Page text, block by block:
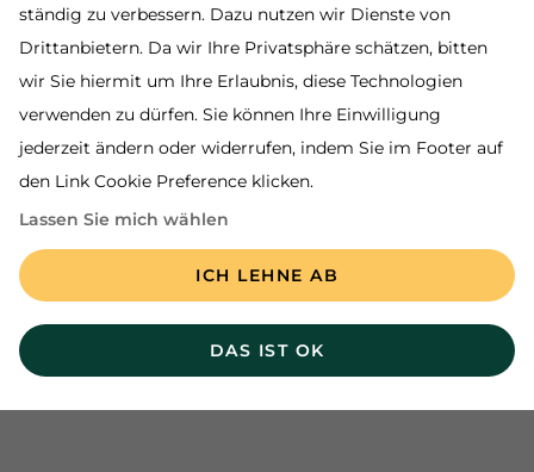
ständig zu verbessern. Dazu nutzen wir Dienste von
Drittanbietern. Da wir Ihre Privatsphäre schätzen, bitten
wir Sie hiermit um Ihre Erlaubnis, diese Technologien
verwenden zu dürfen. Sie können Ihre Einwilligung
jederzeit ändern oder widerrufen, indem Sie im Footer auf
den Link Cookie Preference klicken.
Lassen Sie mich wählen
ICH LEHNE AB
DAS IST OK
Familie Bernadotte:Raum für Klarheit,
Wachstum und neue Wege
Lennart-Bernadotte-Stiftung:Aktuelles aus
der Stiftung
Die neueste Ausgabe der Inselpost steht Ihnen
INSELPOST 2026